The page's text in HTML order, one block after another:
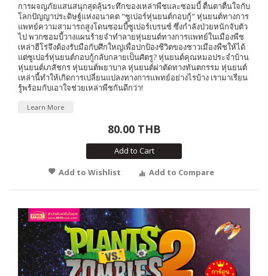
การผจญภัยแสนสนุกสุดลุ้นระทึกของเหล่าพืชและซอมบี้ ตื่นตาตื่นใจกับ
โลกปัญญาประดิษฐ์แห่งอนาคต "ซูเปอร์หุ่นยนต์กอบกู้" หุ่นยนต์ทางการ
แพทย์ความสามารถสูงโดนซอมบี้ซูเปอร์เบรนซ์ ซึ่งกำลังป่วยหนักจับตัว
ไป พวกซอมบี้วางแผนร้ายจำทำลายหุ่นยนต์ทางการแพทย์ในเมืองพืช
เหล่าฮีโร่จึงต้องรับมือกับศึกใหญ่เพื่อปกป้องชีวิตของชาวเมืองพืชให้ได้
แต่ซูเปอร์หุ่นยนต์กอบกู้กลับกลายเป็นศัตรู? หุ่นยนต์คุณหมอประจำบ้าน
หุ่นยนต์เภสัชกร หุ่นยนต์พยาบาล หุ่นยนต์ผ่าตัดทางทันตกรรม หุ่นยนต์
เหล่านี้ทำให้เกิดการเปลี่ยนแปลงทางการแพทย์อย่างไรบ้าง เรามาเรียน
รู้พร้อมกับเอาใจช่วยเหล่าพืชกันดีกว่า!
Learn More
80.00 THB
Add to Cart
Add to Wishlist
Add to Compare